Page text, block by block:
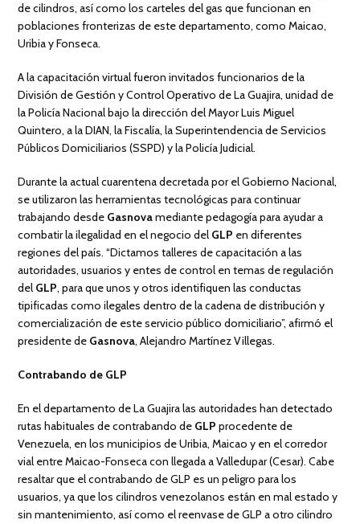
de cilindros, así como los carteles del gas que funcionan en
poblaciones fronterizas de este departamento, como Maicao,
Uribia y Fonseca.
A la capacitación virtual fueron invitados funcionarios de la
División de Gestión y Control Operativo de La Guajira, unidad de
la Policía Nacional bajo la dirección del Mayor Luis Miguel
Quintero, a la DIAN, la Fiscalía, la Superintendencia de Servicios
Públicos Domiciliarios (SSPD) y la Policía Judicial.
Durante la actual cuarentena decretada por el Gobierno Nacional,
se utilizaron las herramientas tecnológicas para continuar
trabajando desde Gasnovamediante pedagogía para ayudar a
combatir la ilegalidad en el negocio del GLP en diferentes
regiones del país. “Dictamos talleres de capacitación a las
autoridades, usuarios y entes de control en temas de regulación
del GLP, para que unos y otros identifiquen las conductas
tipificadas como ilegales dentro de la cadena de distribución y
comercialización de este servicio público domiciliario”, afirmó el
presidente de Gasnova, Alejandro Martínez Villegas.
Contrabando de GLP
En el departamento de La Guajira las autoridades han detectado
rutas habituales de contrabando de GLP procedente de
Venezuela, en los municipios de Uribia, Maicao y en el corredor
vial entre Maicao-Fonseca con llegada a Valledupar (Cesar). Cabe
resaltar que el contrabando de GLP es un peligro para los
usuarios, ya que los cilindros venezolanos están en mal estado y
sin mantenimiento, así como el reenvase de GLP a otro cilindro